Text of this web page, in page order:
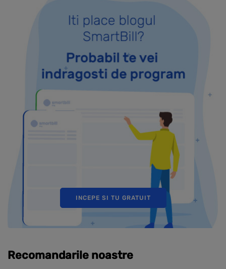
INCEPE SI TU GRATUIT
Recomandarile noastre